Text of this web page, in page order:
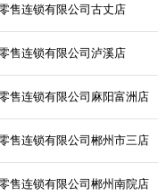
售连锁有限公司古丈店
售连锁有限公司泸溪店
售连锁有限公司麻阳富洲店
售连锁有限公司郴州市三店
售连锁有限公司郴州南院店